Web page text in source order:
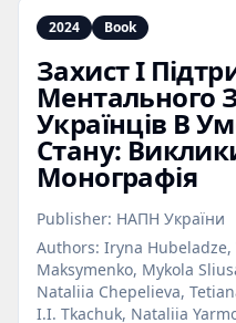
2024 Book
Захист І
Ментального
Українців В
Стану:
Монографія
Publisher: НАПН України
Authors: Iryna Hubeladze,
Maksymenko, Mykola
Nataliia Chepelieva,
I.I. Tkachuk, Nataliia